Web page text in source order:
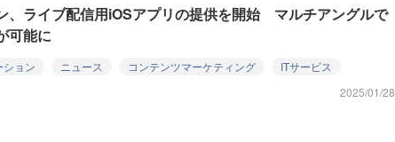
、ライブ配信用iOSアプリの提供を開始 マルチアングルで
可能に
ション ニュース コンテンツマーケティング
ITサービス
2025/01/28